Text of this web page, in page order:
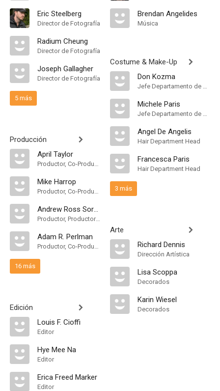
Eric Steelberg
Director de Fotografía
Radium Cheung
Director de Fotografía
Joseph Gallagher
Director de Fotografía
5 más
Producción
April Taylor
Productor, Co-Productor, Co-Productor Ejecutivo, Unidad de Producción
Mike Harrop
Productor, Co-Productor, Productor Asociado, Co-Productor Ejecutivo
Andrew Ross Sorkin
Productor, Productor Ejecutivo
Adam R. Perlman
Productor, Co-Productor Ejecutivo
16 más
Edición
Louis F. Cioffi
Editor
Hye Mee Na
Editor
Erica Freed Marker
Editor
Brendan Angelides
Música
Costume & Make-Up
Don Kozma
Jefe Departamento de Maquillaje
Michele Paris
Jefe Departamento de Maquillaje
Angel De Angelis
Hair Department Head
Francesca Paris
Hair Department Head
3 más
Arte
Richard Dennis
Dirección Artística
Lisa Scoppa
Decorados
Karin Wiesel
Decorados